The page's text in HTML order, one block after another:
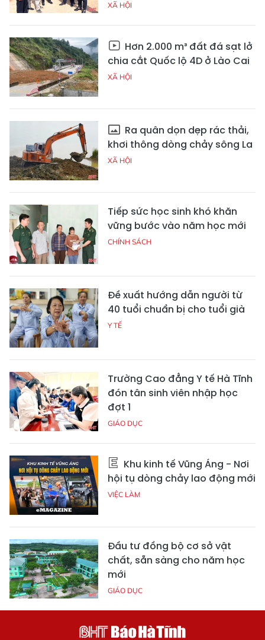
XÃ HỘI
Hơn 2.000 m³ đất đá sạt lở
chia cắt Quốc lộ 4D ở Lào Cai
XÃ HỘI
Ra quân dọn dẹp rác thải,
khơi thông dòng chảy sông La
XÃ HỘI
Tiếp sức học sinh khó khăn
vững bước vào năm học mới
CHÍNH SÁCH
Đề xuất hướng dẫn người từ
40 tuổi chuẩn bị cho tuổi già
Y TẾ
Trường Cao đẳng Y tế Hà Tĩnh
đón tân sinh viên nhập học
đợt 1
GIÁO DỤC
Khu kinh tế Vũng Áng - Nơi
hội tụ dòng chảy lao động mới
VIỆC LÀM
Đầu tư đồng bộ cơ sở vật
chất, sẵn sàng cho năm học
mới
GIÁO DỤC